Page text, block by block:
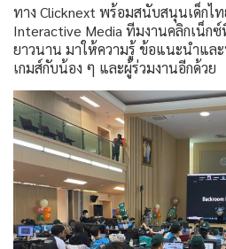
ทาง Clicknext พร้อมสนับสนุนเด็กไ
Interactive Media ทีมงานคลิกเน็กซ์
ยาวนาน มาให้ความรู้ ข้อแนะนำแล
เกมส์กับน้อง ๆ และผู้ร่วมงานอีกด้วย